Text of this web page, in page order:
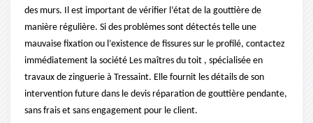
des murs. Il est important de vérifier l’état de la gouttière de
manière régulière. Si des problèmes sont détectés telle une
mauvaise fixation ou l’existence de fissures sur le profilé, contactez
immédiatement la société Les maîtres du toit , spécialisée en
travaux de zinguerie à Tressaint. Elle fournit les détails de son
intervention future dans le devis réparation de gouttière pendante,
sans frais et sans engagement pour le client.